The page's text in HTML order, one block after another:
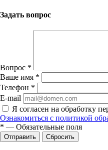
Задать вопрос
Вопрос *
Ваше имя *
Телефон *
E-mail
Я согласен на обработку
Ознакомиться с политикой
* — Обязательные поля
Сбросить